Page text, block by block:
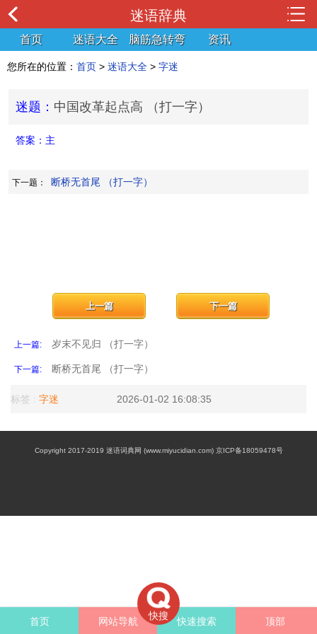
迷语辞典
首页 迷语大全 脑筋急转弯 资讯
您所在的位置： 首页 > 迷语大全 > 字迷
迷题： 中国改革起点高 （打一字）
答案： 主
下一题： 断桥无首尾 （打一字）
上一篇: 岁末不见归 （打一字）
上一篇
下一篇: 断桥无首尾 （打一字）
下一篇
标签 : 字迷 2026-01-02 16:08:35
快搜
首页 网站导航 快速搜索 顶部
Copyright 2017-2019 迷语词典网 (www.miyucidian.com) 京ICP备18059478号